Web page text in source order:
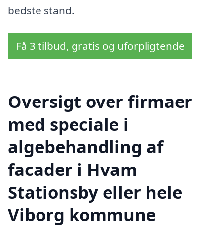
bedste stand.
Få 3 tilbud, gratis og uforpligtende
Oversigt over firmaer
med speciale i
algebehandling af
facader i Hvam
Stationsby eller hele
Viborg kommune